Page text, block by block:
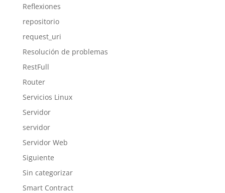
Reflexiones
repositorio
request_uri
Resolución de problemas
RestFull
Router
Servicios Linux
Servidor
servidor
Servidor Web
Siguiente
Sin categorizar
Smart Contract